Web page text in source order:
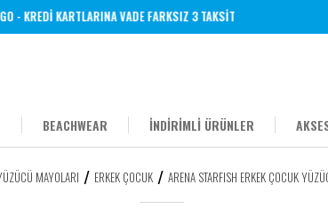
KREDİ KARTLARINA VADE FARKSIZ 3 TAKSİT
BEACHWEAR İNDİRİMLİ ÜRÜNLER
MAYOLARI ERKEK ÇOCUK ARENA STARFISH ERKEK ÇOCUK